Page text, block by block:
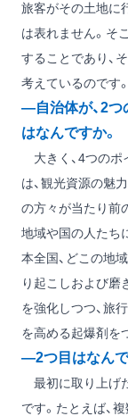
旅客がその土地に
は表れません。そ
することであり、
考えているのです。
―自治体が、2つ
はなんですか。
大きく、4つのポ
は、観光資源の魅
の方々が当たり前
地域や国の人たち
本全国、どこの地
り起こしおよび磨
を強化しつつ、旅
を高める起爆剤を
―2つ目はなんで
最初に取り上げ
です。たとえば、